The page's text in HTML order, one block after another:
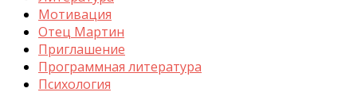
Мотивация
Отец Мартин
Приглашение
Программная литература
Психология